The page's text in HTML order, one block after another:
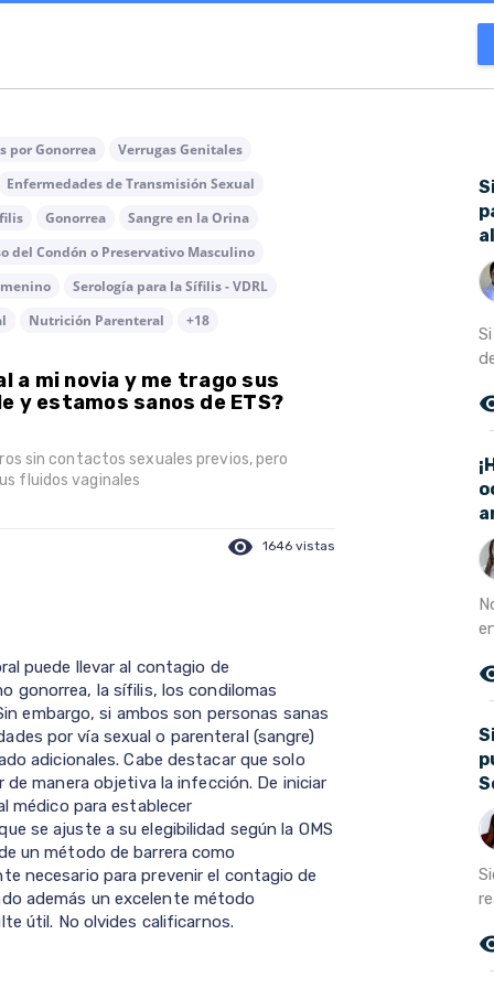
por Gonorrea
Verrugas Genitales
Enfermedades de Transmisión Sexual
Gonorrea
Sangre en la Orina
del Condón o Preservativo Masculino
Serología para la Sífilis - VDRL
Nutrición Parenteral
+18
a mi novia y me trago sus
y estamos sanos de ETS?
sin contactos sexuales previos, pero
fluidos vaginales
visibility 1646 vistas
puede llevar al contagio de
gonorrea, la sífilis, los condilomas
embargo, si ambos son personas sanas
por vía sexual o parenteral (sangre)
adicionales. Cabe destacar que solo
manera objetiva la infección. De iniciar
médico para establecer
se ajuste a su elegibilidad según la OMS
un método de barrera como
necesario para prevenir el contagio de
además un excelente método
útil. No olvides calificarnos.